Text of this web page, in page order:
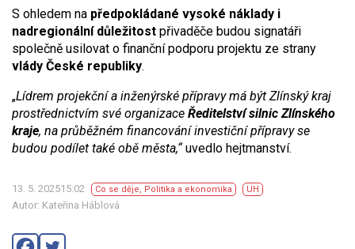
S ohledem na předpokládané vysoké náklady i
nadregionální důležitost přivaděče budou signatáři
společně usilovat o finanční podporu projektu ze strany
vlády České republiky.
„Lídrem projekční a inženýrské přípravy má být Zlínský kraj
prostřednictvím své organizace Ředitelství silnic Zlínského
kraje, na průběžném financování investiční přípravy se
budou podílet také obě města,“uvedlo hejtmanství.
13. 5. 202515:02 Co se děje, Politika a ekonomika UH
Autor: Kateřina Háblová